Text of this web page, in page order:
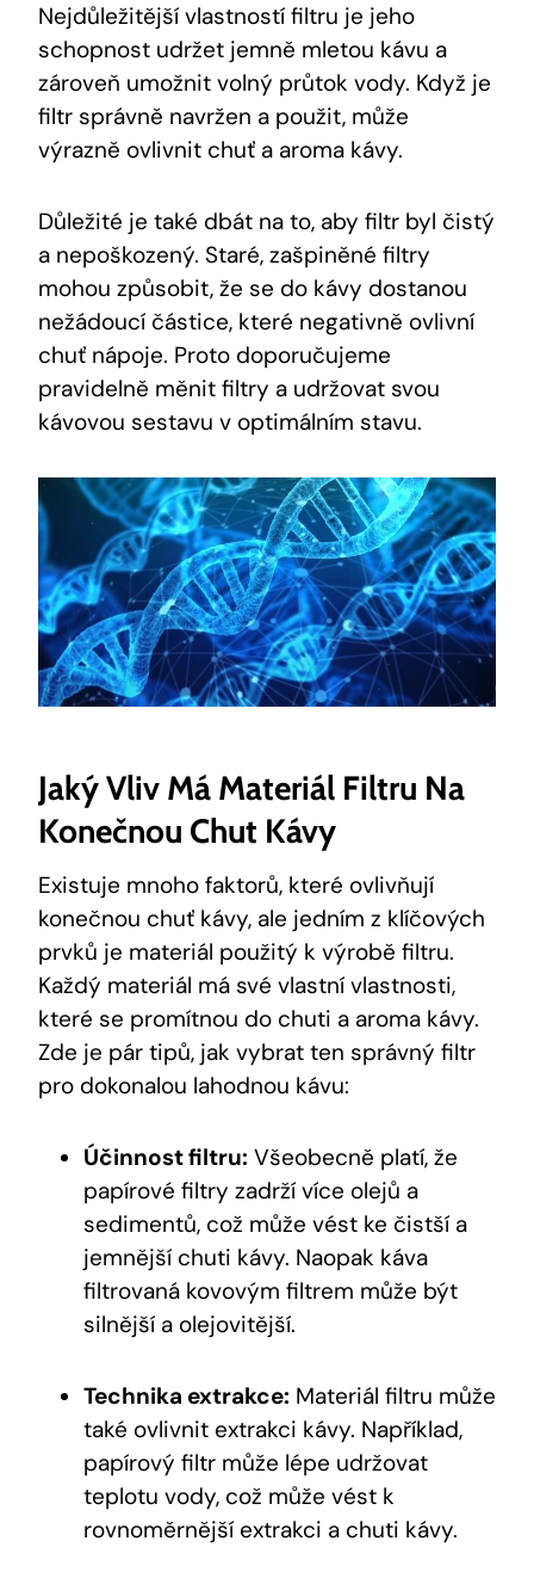
Nejdůležitější vlastností filtru je jeho
schopnost udržet jemně mletou kávu a
zároveň umožnit volný průtok vody. Když je
filtr správně navržen a použit, může
výrazně ovlivnit chuť a aroma kávy.
Důležité je také dbát na to, aby filtr byl čistý
a nepoškozený. Staré, zašpiněné filtry
mohou způsobit, že se do kávy dostanou
nežádoucí částice, které negativně ovlivní
chuť nápoje. Proto doporučujeme
pravidelně měnit filtry a udržovat svou
kávovou sestavu v optimálním stavu.
Jaký Vliv Má Materiál Filtru Na
Konečnou Chut Kávy
Existuje mnoho faktorů, které ovlivňují
konečnou chuť kávy, ale jedním z klíčových
prvků je materiál použitý k výrobě filtru.
Každý materiál má své vlastní vlastnosti,
které se promítnou do chuti a aroma kávy.
Zde je pár tipů, jak vybrat ten správný filtr
pro dokonalou lahodnou kávu:
Účinnost filtru: Všeobecně platí, že
papírové filtry zadrží více olejů a
sedimentů, což může vést ke čistší a
jemnější chuti kávy. Naopak káva
filtrovaná kovovým filtrem může být
silnější a olejovitější.
Technika extrakce: Materiál filtru může
také ovlivnit extrakci kávy. Například,
papírový filtr může lépe udržovat
teplotu vody, což může vést k
rovnoměrnější extrakci a chuti kávy.